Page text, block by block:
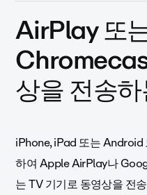
AirPlay 또
상을 전송
iPhone, iPad 또는
하여 Apple AirPlay나
는 TV 기기로 동영상을 전